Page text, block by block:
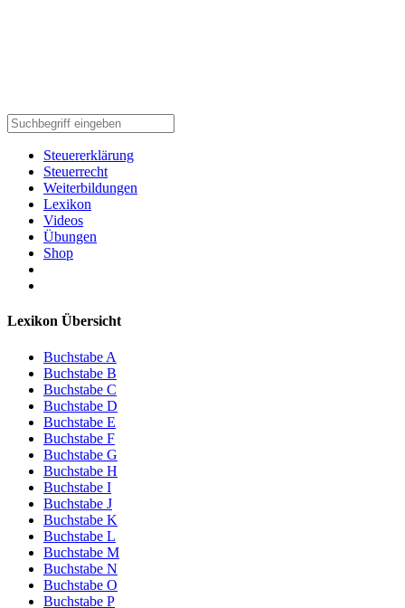
Steuererklärung
Steuerrecht
Weiterbildungen
Lexikon
Videos
Übungen
Shop
Lexikon Übersicht
Buchstabe A
Buchstabe B
Buchstabe C
Buchstabe D
Buchstabe E
Buchstabe F
Buchstabe G
Buchstabe H
Buchstabe I
Buchstabe J
Buchstabe K
Buchstabe L
Buchstabe M
Buchstabe N
Buchstabe O
Buchstabe P